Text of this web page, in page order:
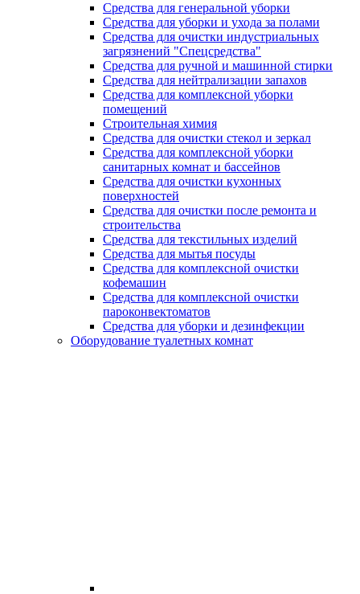
Средства для генеральной уборки
Средства для уборки и ухода за полами
Средства для очистки индустриальных
загрязнений "Спецсредства"
Средства для ручной и машинной стирки
Средства для нейтрализации запахов
Средства для комплексной уборки
помещений
Строительная химия
Средства для очистки стекол и зеркал
Средства для комплексной уборки
санитарных комнат и бассейнов
Средства для очистки кухонных
поверхностей
Средства для очистки после ремонта и
строительства
Средства для текстильных изделий
Средства для мытья посуды
Средства для комплексной очистки
кофемашин
Средства для комплексной очистки
пароконвектоматов
Средства для уборки и дезинфекции
Оборудование туалетных комнат